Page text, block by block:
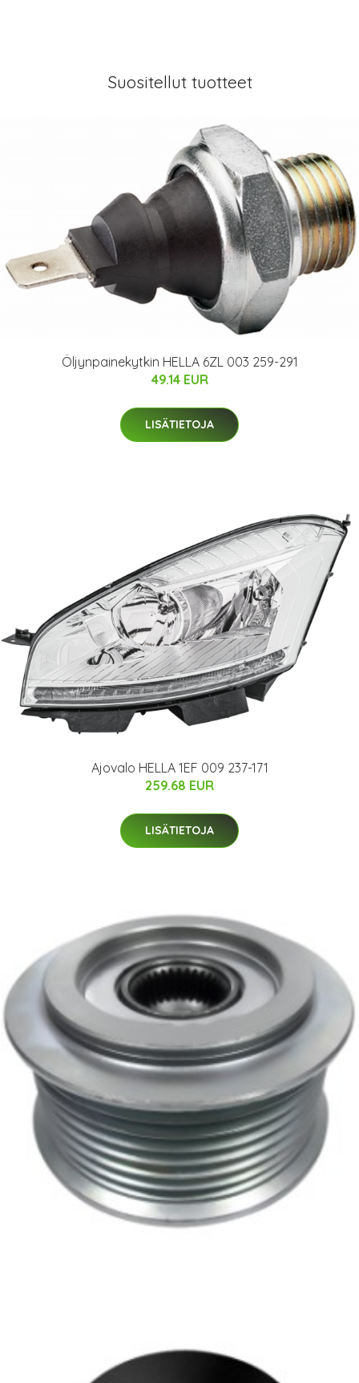
Suositellut tuotteet
Öljynpainekytkin HELLA 6ZL 003 259-291
49.14 EUR
LISÄTIETOJA
Ajovalo HELLA 1EF 009 237-171
259.68 EUR
LISÄTIETOJA